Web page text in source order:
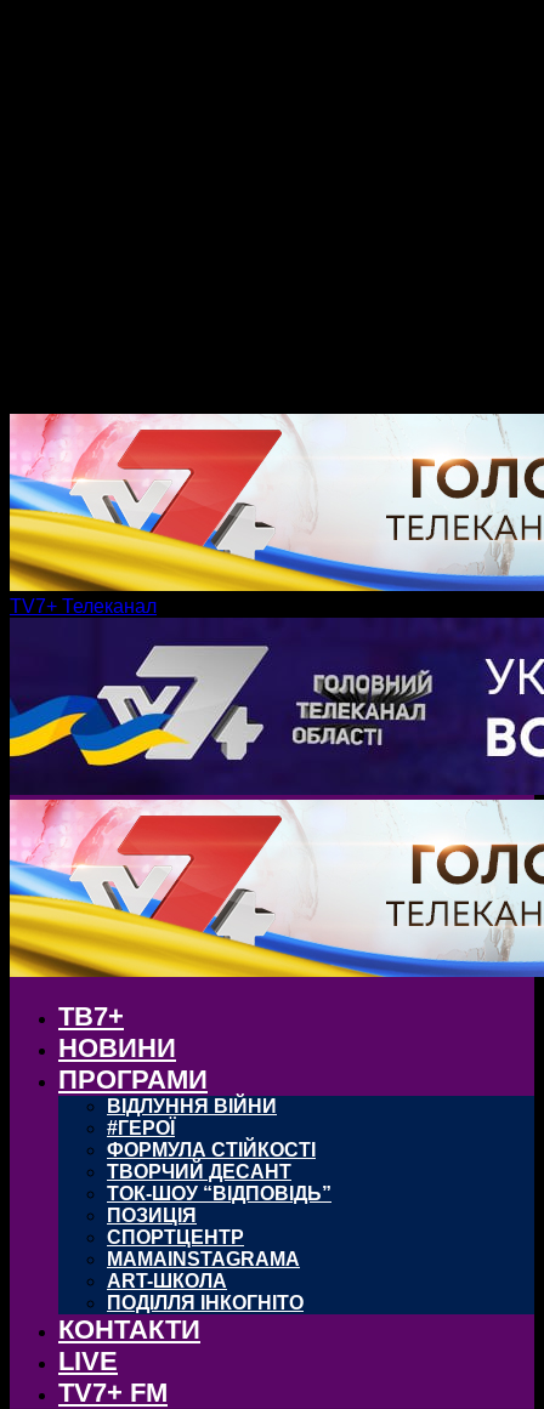
TV7+ Телеканал
ТВ7+
НОВИНИ
ПРОГРАМИ
ВІДЛУННЯ ВІЙНИ
#ГЕРОЇ
ФОРМУЛА СТІЙКОСТІ
ТВОРЧИЙ ДЕСАНТ
ТОК-ШОУ “ВІДПОВІДЬ”
ПОЗИЦІЯ
СПОРТЦЕНТР
MAMAINSTAGRAMA
ART-ШКОЛА
ПОДІЛЛЯ ІНКОГНІТО
КОНТАКТИ
LIVE
TV7+ FM